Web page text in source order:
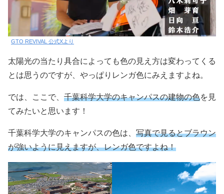
GTO REVIVAL 公式Xより
太陽光の当たり具合によっても色の見え方は変わってくる
とは思うのですが、やっぱりレンガ色にみえますよね。
では、ここで、 千葉科学大学のキャンパスの建物の色を見
てみたいと思います！
千葉科学大学のキャンパスの色は、 写真で見るとブラウン
が強いように見えますが、レンガ色ですよね！